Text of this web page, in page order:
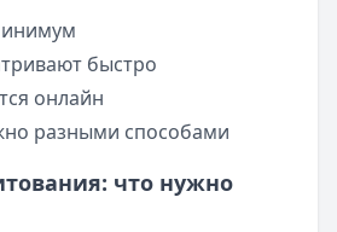
от Bigmani Ru: как
одобрении займа от Bigmani
быстро
онлайн
разными способами
что нужно